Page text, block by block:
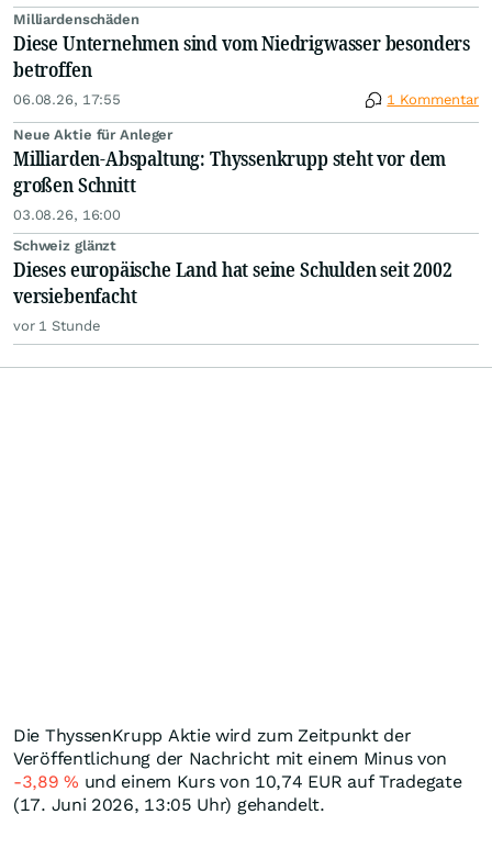
Milliardenschäden
Diese Unternehmen sind vom Niedrigwasser besonders
betroffen
06.08.26, 17:55 1 Kommentar
Neue Aktie für Anleger
Milliarden-Abspaltung: Thyssenkrupp steht vor dem
großen Schnitt
03.08.26, 16:00
Schweiz glänzt
Dieses europäische Land hat seine Schulden seit 2002
versiebenfacht
vor 1 Stunde
Die ThyssenKrupp Aktie wird zum Zeitpunkt der
Veröffentlichung der Nachricht mit einem Minus von
-3,89% und einem Kurs von 10,74 EUR auf Tradegate
(17. Juni 2026, 13:05 Uhr) gehandelt.